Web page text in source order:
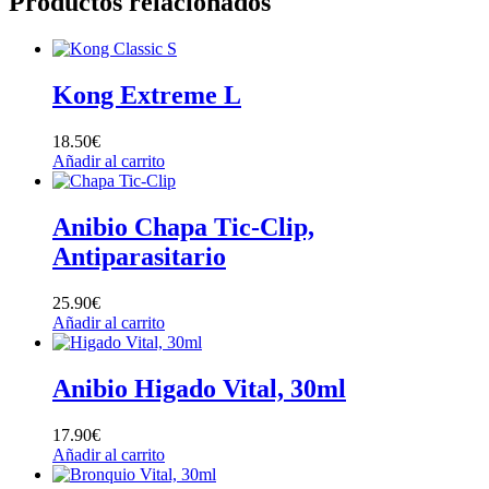
Kong Extreme L
18.50€
Añadir al carrito
Anibio Chapa Tic-Clip,
Antiparasitario
25.90€
Añadir al carrito
Anibio Higado Vital, 30ml
17.90€
Añadir al carrito